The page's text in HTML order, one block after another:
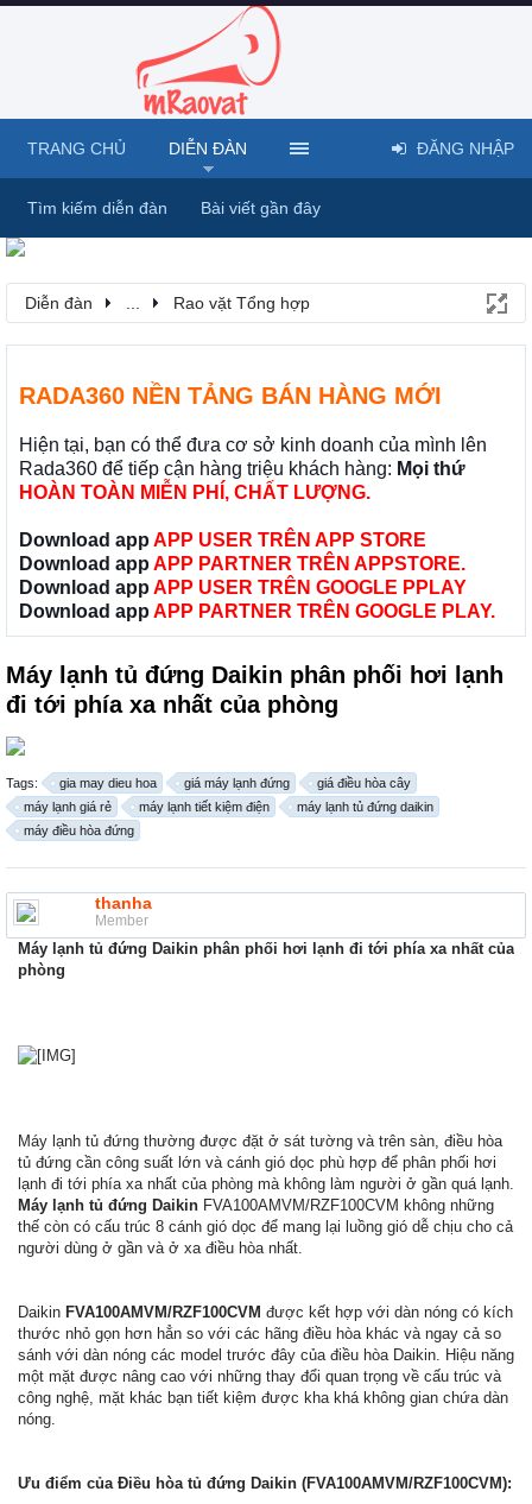
Diễn đàn Rao vặt Tổng hợp
RADA360 NỀN TẢNG BÁN HÀNG MỚI
Hiện tại, bạn có thể đưa cơ sở kinh doanh của mình lên
Rada360 để tiếp cận hàng triệu khách hàng: Mọi thứ
HOÀN TOÀN MIỄN PHÍ, CHẤT LƯỢNG.
Download app APP USER TRÊN APP STORE
Download app APP PARTNER TRÊN APPSTORE.
Download app APP USER TRÊN GOOGLE PPLAY
Download app APP PARTNER TRÊN GOOGLE PLAY.
Máy lạnh tủ đứng Daikin phân phối hơi lạnh
đi tới phía xa nhất của phòng
Tags: gia may dieu hoa giá máy lạnh đứng
giá điều hòa cây
máy lạnh giá rẻ
máy lạnh tiết kiệm điện
máy lạnh tủ đứng daikin
máy điều hòa đứng
thanha
Member
Máy lạnh tủ đứng Daikin phân phối hơi lạnh đi tới phía xa nhất của
phòng
Máy lạnh tủ đứng thường được đặt ở sát tường và trên sàn, điều hòa
tủ đứng cần công suất lớn và cánh gió dọc phù hợp để phân phối hơi
lạnh đi tới phía xa nhất của phòng mà không làm người ở gần quá lạnh.
Máy lạnh tủ đứng Daikin FVA100AMVM/RZF100CVM không những
thế còn có cấu trúc 8 cánh gió dọc để mang lại luồng gió dễ chịu cho cả
người dùng ở gần và ở xa điều hòa nhất.
Daikin FVA100AMVM/RZF100CVM được kết hợp với dàn nóng có kích
thước nhỏ gọn hơn hẳn so với các hãng điều hòa khác và ngay cả so
sánh với dàn nóng các model trước đây của điều hòa Daikin. Hiệu năng
một mặt được nâng cao với những thay đổi quan trọng về cấu trúc và
công nghệ, mặt khác bạn tiết kiệm được kha khá không gian chứa dàn
nóng.
Ưu điểm của Điều hòa tủ đứng Daikin (FVA100AMVM/RZF100CVM):
TRANG CHỦ DIỄN ĐÀN
Tìm kiếm diễn đàn Bài viết gần đây
ĐĂNG NHẬP